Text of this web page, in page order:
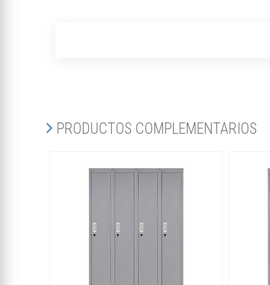
PRODUCTOS COMPLEMENTARIOS